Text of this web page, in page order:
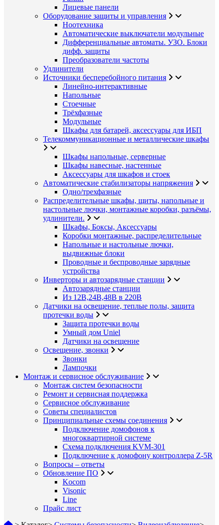
Лицевые панели
Оборудование защиты и управления
Ноотехника
Автоматические выключатели модульные
Дифференциальные автоматы. УЗО. Блоки
дифф. защиты
Преобразователи частоты
Удлинители
Источники бесперебойного питания
Линейно-интерактивные
Напольные
Стоечные
Трёхфазные
Модульные
Шкафы для батарей, аксессуары для ИБП
Телекоммуникационные и металлические шкафы
Шкафы напольные, серверные
Шкафы навесные, настенные
Аксессуары для шкафов и стоек
Автоматические стабилизаторы напряжения
Одно/трехфазные
Распределительные шкафы, щиты, напольные и
настольные лючки, монтажные коробки, разъёмы,
удлинители.
Шкафы, Боксы, Аксессуары
Коробки монтажные, распределительные
Напольные и настольные лючки,
выдвижные блоки
Проводные и беспроводные зарядные
устройства
Инверторы и автозарядные станции
Автозарядные станции
Из 12В,24В,48В в 220В
Датчики на освещение, теплые полы, защита
протечки воды
Защита протечки воды
Умный дом Uniel
Датчики на освещение
Освещение, звонки
Звонки
Лампочки
Монтаж и сервисное обслуживание
Монтаж систем безопасности
Ремонт и сервисная поддержка
Сервисное обслуживание
Советы специалистов
Принципиальные схемы соединения
Подключение домофонов к
многоквартирной системе
Схема подключения KVM-301
Подключение к домофону контроллера Z-5R
Вопросы – ответы
Обновление ПО
Kocom
Visonic
Line
Прайс лист